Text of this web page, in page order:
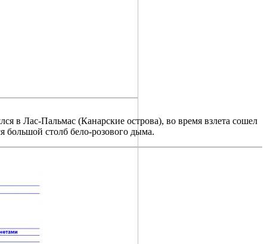
в Лас-Пальмас (Канарские острова), во время взлета сошел
большой столб бело-розового дыма.